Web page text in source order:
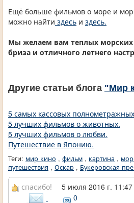
Ещё больше фильмов о море и
можно найти здесь и здесь.
Мы желаем вам теплых морских
бриза и отличного летнего
Другие статьи блога "Мир
5 самых кассовых
5 лучших фильмов о животных.
5 лучших фильмов о любви.
Путешествие в Японию.
Теги: мир кино , фильм , картина ,
путешествия , Оскар , Букеровская
спасибо! 5 июля 2016 г. 11:47
0